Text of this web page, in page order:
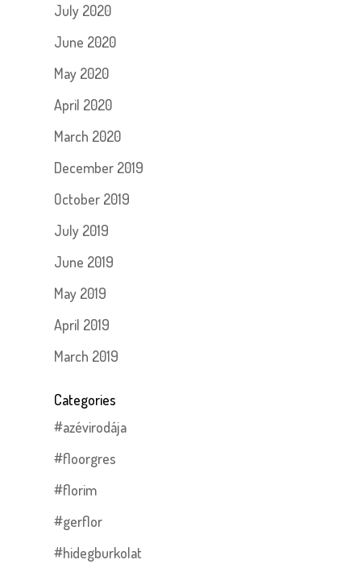
July 2020
June 2020
May 2020
April 2020
March 2020
December 2019
October 2019
July 2019
June 2019
May 2019
April 2019
March 2019
Categories
#azévirodája
#floorgres
#florim
#gerflor
#hidegburkolat